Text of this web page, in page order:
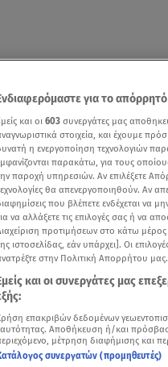
για το
και οι 603 συνεργάτες μας
στοιχεία, και έχουμε
η ενεργοποίηση τεχνολογιών
παρακάτω, για τους
παροχή υπηρεσιών. Αν επιλέξετε
θα απενεργοποιηθούν. Αν
που βλέπετε ενδέχεται να
να αλλάξετε τις επιλογές σας ή να
προτιμήσεων στο κάτω
ιστοσελίδας, εάν υπάρχει]. Οι
στην Πολιτική Απορρήτου μας.
και οι συνεργάτες μας
επακριβών δεδομένων
Αποθήκευση ή/και
μέτρηση διαφήμισης και
συνεργατών (προμηθευτές)